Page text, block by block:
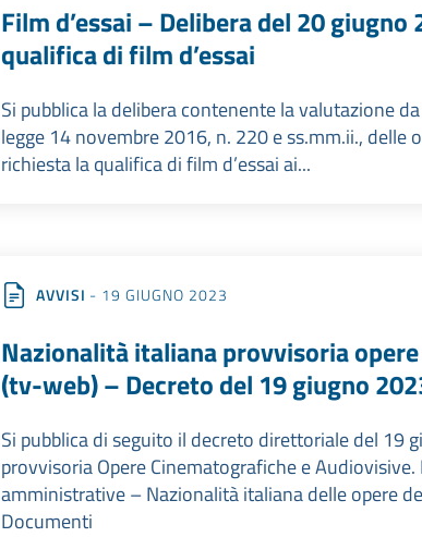
Film d’essai – Delibera del 20
qualifica di film d’essai
Si pubblica la delibera contenente la valutazione
legge 14 novembre 2016, n. 220 e ss.mm.ii., delle
richiesta la qualifica di film d’essai ai...
AVVISI - 19 GIUGNO 2023
Nazionalità italiana provvisoria
(tv-web) – Decreto del 19 giugno
Si pubblica di seguito il decreto direttoriale del 19
provvisoria Opere Cinematografiche e
amministrative – Nazionalità italiana delle opere
Documenti